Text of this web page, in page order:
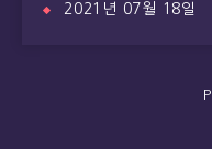
2021년 07월 18일